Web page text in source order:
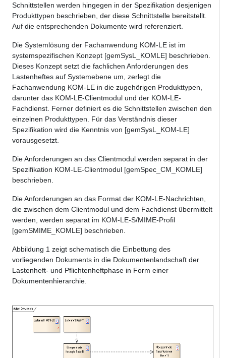
Schnittstellen werden hingegen in der Spezifikation desjenigen
Produkttypen beschrieben, der diese Schnittstelle bereitstellt.
Auf die entsprechenden Dokumente wird referenziert.
Die Systemlösung der Fachanwendung KOM-LE ist im
systemspezifischen Konzept [gemSysL_KOMLE] beschrieben.
Dieses Konzept setzt die fachlichen Anforderungen des
Lastenheftes auf Systemebene um, zerlegt die
Fachanwendung KOM-LE in die zugehörigen Produkttypen,
darunter das KOM-LE-Clientmodul und der KOM-LE-
Fachdienst. Ferner definiert es die Schnittstellen zwischen den
einzelnen Produkttypen. Für das Verständnis dieser
Spezifikation wird die Kenntnis von [gemSysL_KOM-LE]
vorausgesetzt.
Die Anforderungen an das Clientmodul werden separat in der
Spezifikation KOM-LE-Clientmodul [gemSpec_CM_KOMLE]
beschrieben.
Die Anforderungen an das Format der KOM-LE-Nachrichten,
die zwischen dem Clientmodul und dem Fachdienst übermittelt
werden, werden separat im KOM-LE-S/MIME-Profil
[gemSMIME_KOMLE] beschrieben.
Abbildung 1 zeigt schematisch die Einbettung des
vorliegenden Dokuments in die Dokumentenlandschaft der
Lastenheft- und Pflichtenheftphase in Form einer
Dokumentenhierarchie.